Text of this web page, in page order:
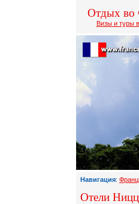
Отдых во
Визы и туры
Навигация:
Отели